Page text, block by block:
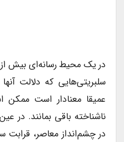
در یک محیط رسانه‌ای بیش
سلبریتی‌هایی که دلالت
عمیقا معنادار است ممکن
ناشناخته باقی بمانند. در
در چشم‌انداز معاصر، قرابت